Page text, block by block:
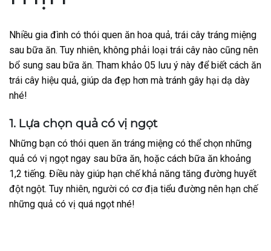
Nhiều gia đình có thói quen ăn hoa quả, trái cây tráng miệng
sau bữa ăn. Tuy nhiên, không phải loại trái cây nào cũng nên
bổ sung sau bữa ăn. Tham khảo 05 lưu ý này để biết cách ăn
trái cây hiệu quả, giúp da đẹp hơn mà tránh gây hại dạ dày
nhé!
1. Lựa chọn quả có vị ngọt
Những bạn có thói quen ăn tráng miệng có thể chọn những
quả có vị ngọt ngay sau bữa ăn, hoặc cách bữa ăn khoảng
1,2 tiếng. Điều này giúp hạn chế khả năng tăng đường huyết
đột ngột. Tuy nhiên, người có cơ địa tiểu đường nên hạn chế
những quả có vị quá ngọt nhé!